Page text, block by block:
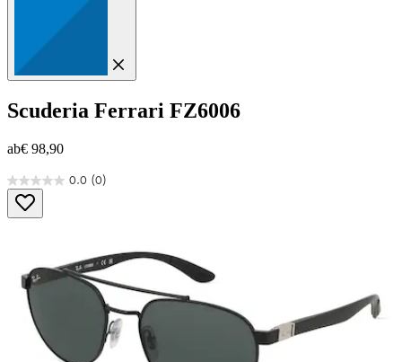
Scuderia Ferrari FZ6006
ab€ 98,90
0.0 (0)
0.0
von
5